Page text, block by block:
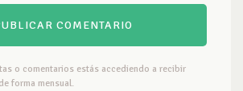
o comentarios estás accediendo a recibir
forma mensual.